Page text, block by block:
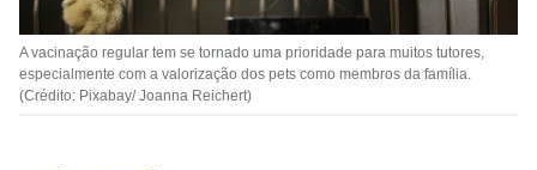
A vacinação regular tem se tornado uma prioridade para muitos tutores,
especialmente com a valorização dos pets como membros da família.
(Crédito: Pixabay/ Joanna Reichert)